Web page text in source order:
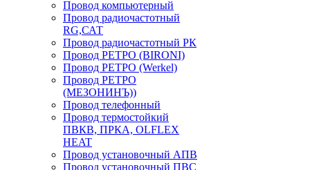
Провод компьютерный
Провод радиочастотный
RG,САТ
Провод радиочастотный РК
Провод РЕТРО (BIRONI)
Провод РЕТРО (Werkel)
Провод РЕТРО
(МЕЗОНИНЪ))
Провод телефонный
Провод термостойкий
ПВКВ, ПРКА, OLFLEX
HEAT
Провод установочный АПВ
Провод установочный ПВС